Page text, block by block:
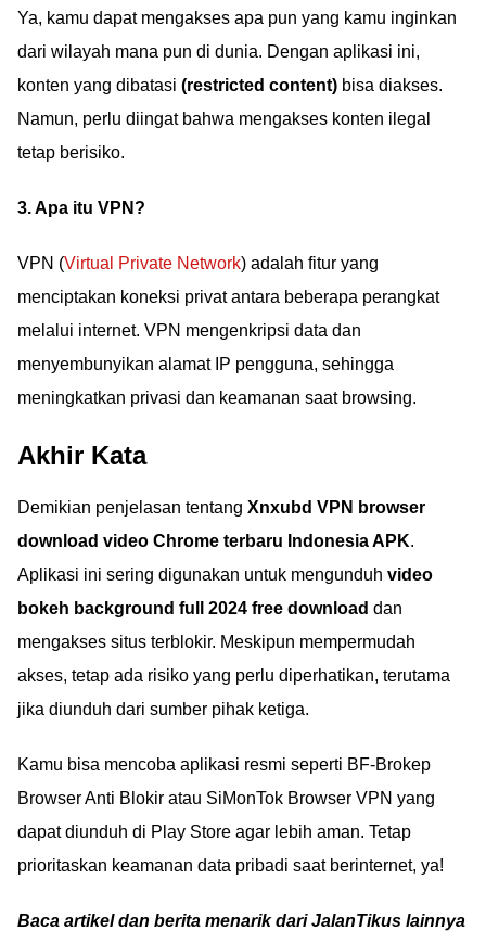
Ya, kamu dapat mengakses apa pun yang kamu inginkan
dari wilayah mana pun di dunia. Dengan aplikasi ini,
konten yang dibatasi (restricted content) bisa diakses.
Namun, perlu diingat bahwa mengakses konten ilegal
tetap berisiko.
3. Apa itu VPN?
VPN (Virtual Private Network) adalah fitur yang
menciptakan koneksi privat antara beberapa perangkat
melalui internet. VPN mengenkripsi data dan
menyembunyikan alamat IP pengguna, sehingga
meningkatkan privasi dan keamanan saat browsing.
Akhir Kata
Demikian penjelasan tentang Xnxubd VPN browser
download video Chrome terbaru Indonesia APK.
Aplikasi ini sering digunakan untuk mengunduh video
bokeh background full 2024 free download dan
mengakses situs terblokir. Meskipun mempermudah
akses, tetap ada risiko yang perlu diperhatikan, terutama
jika diunduh dari sumber pihak ketiga.
Kamu bisa mencoba aplikasi resmi seperti BF-Brokep
Browser Anti Blokir atau SiMonTok Browser VPN yang
dapat diunduh di Play Store agar lebih aman. Tetap
prioritaskan keamanan data pribadi saat berinternet, ya!
Baca artikel dan berita menarik dari JalanTikus lainnya